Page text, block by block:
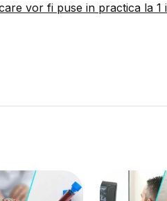
vor fi puse in practica la 1